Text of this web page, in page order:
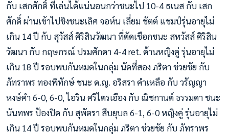
กับ เสกศักดิ์ ที่เล่นได้แน่นอนกว่าชนะไป 10-4 ธเนส กับ เสก
ศักดิ์ ผ่านเข้าไปชิงชนะเลิศ จอห์น เลี่ยม ชัตต์ แชมป์รุ่นอายุไม่
เกิน 14 ปี กับ สุวัสส์ ศิริสินวัฒนา ที่ตัดเชือกชนะ สหวัสส์ ศิริสิน
วัฒนา กับ กฤษกรณ์ ปรมศักดา 4-4 ret. ด้านหญิงคู่ รุ่นอายุไม่
เกิน 18 ปี รอบพบกันหมดในกลุ่ม นัดที่สอง ภริตา ช่วยชัย กับ
ภัทราพร ทองพิทักษ์ ชนะ ด.ญ. อริสรา คำเหลือ กับ วรัญญา
หงษ์คำ 6-0, 6-0, ไอริน ศรีไตรเฮือง กับ ณิชกานต์ ธรรมดา ชนะ
นันทพร ป้องปิด กับ สุพัตรา สืบยุบล 6-1, 6-0 หญิงคู่ รุ่นอายุไม่
เกิน 14 ปี รอบพบกันหมดในกลุ่ม ภริตา ช่วยชัย กับ ภัทราพร